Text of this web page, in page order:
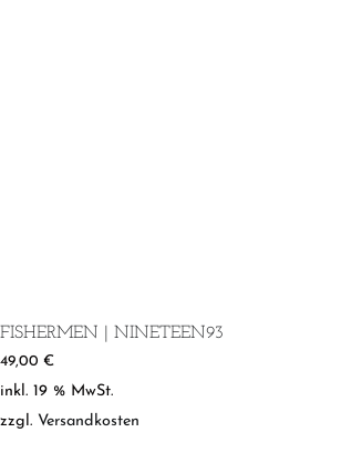
FISHERMEN | NINETEEN93
49,00 €
inkl. 19 % MwSt.
zzgl. Versandkosten